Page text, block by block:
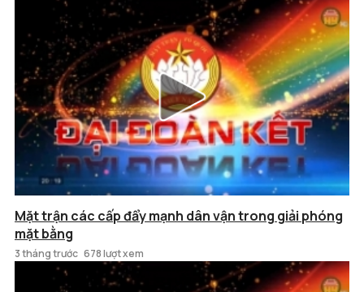
Mặt trận các cấp đẩy mạnh dân vận trong giải phóng
mặt bằng
3 tháng trước 678 lượt xem